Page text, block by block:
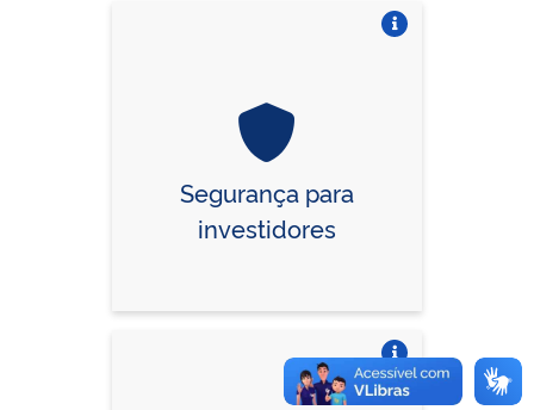
Segurança para
investidores
Vire o card